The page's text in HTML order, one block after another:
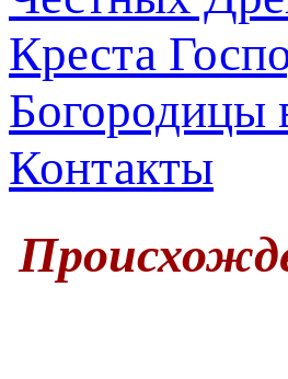
Богородицы
Контакты